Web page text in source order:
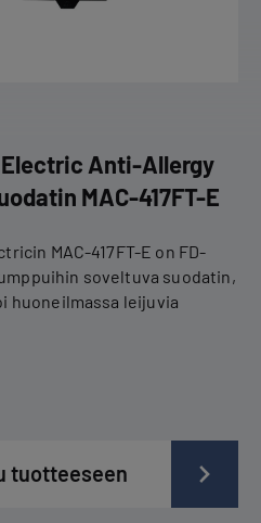
Anti-Allergy
MAC-417FT-E
MAC-417FT-E on FD-
soveltuva suodatin,
huoneilmassa leijuvia
tuotteeseen